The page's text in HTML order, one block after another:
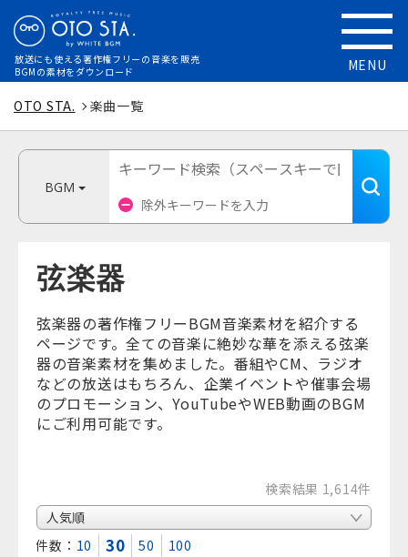
放送にも使える著作権フリーの音楽を販売
BGMの素材をダウンロード
MENU
OTO STA. 楽曲一覧
BGM
弦楽器
弦楽器の著作権フリーBGM音楽素材を紹介する
ページです。全ての音楽に絶妙な華を添える弦楽
器の音楽素材を集めました。番組やCM、ラジオ
などの放送はもちろん、企業イベントや催事会場
のプロモーション、YouTubeやWEB動画のBGM
にご利用可能です。
検索結果 1,614件
表示件数： 10 30 50 100